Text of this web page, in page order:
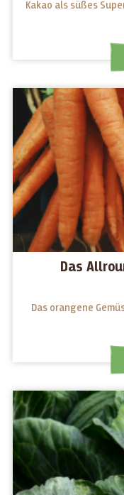
Kakao als süßes
Das
Das orangene